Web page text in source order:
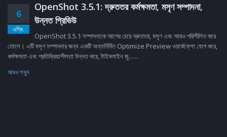
6
এপ্রি.
OpenShot 3.5.1: দ্রুততর কর্মক্ষমতা, মসৃণ সম্পাদনা,
উন্নত প্রিভিউ
OpenShot 3.5.1 সম্পাদনাকে আগের চেয়ে দ্রুততর, মসৃণ এবং আরও পরিশীলিত করে
তোলে। এটি মসৃণ সম্পাদনার জন্য একটি অন্তর্নির্মিত Optimize Preview ওয়ার্কফ্লো যোগ করে,
কর্মক্ষমতা এবং প্রতিক্রিয়াশীলতা উন্নত করে, টাইমলাইন জু......
আরও পড়ুন